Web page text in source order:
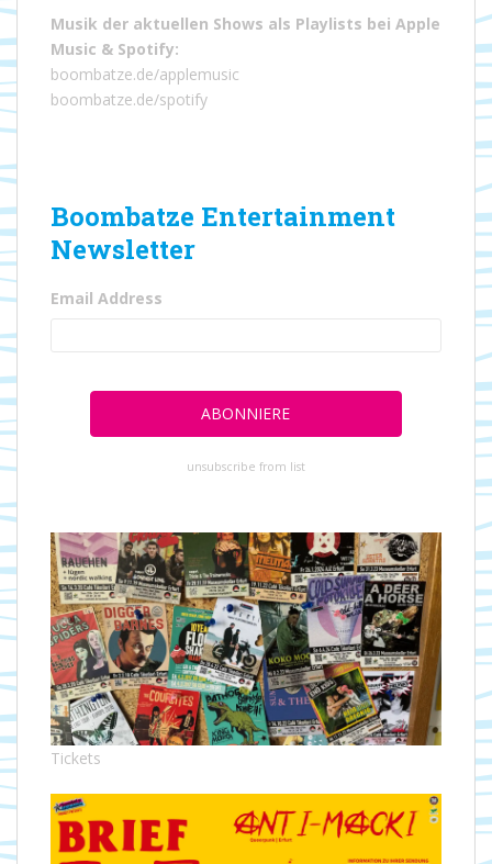
Musik der aktuellen Shows als Playlists bei Apple
Music & Spotify:
boombatze.de/applemusic
boombatze.de/spotify
Boombatze Entertainment
Newsletter
Email Address
unsubscribe from list
Tickets